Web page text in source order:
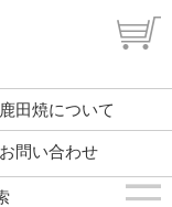
田焼について
お問い合わせ